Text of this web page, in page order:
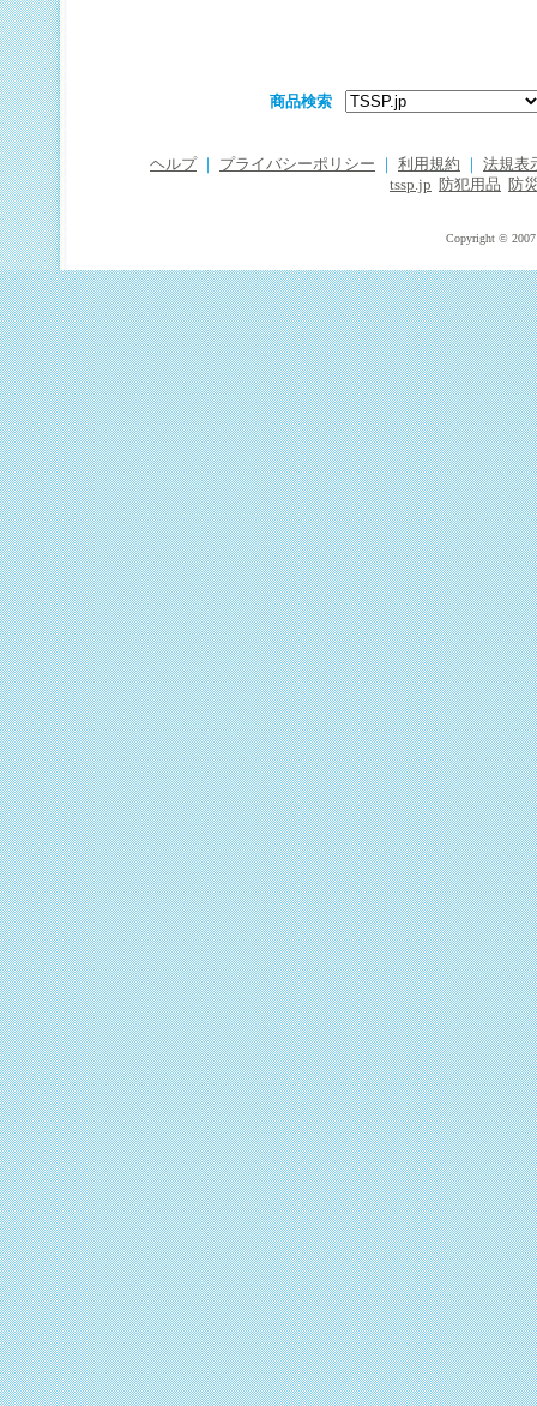
商品検索
ヘルプ プライバシーポリシー 利用規約
法規表
tssp.jp
防犯用品 防
Copyright © 2007